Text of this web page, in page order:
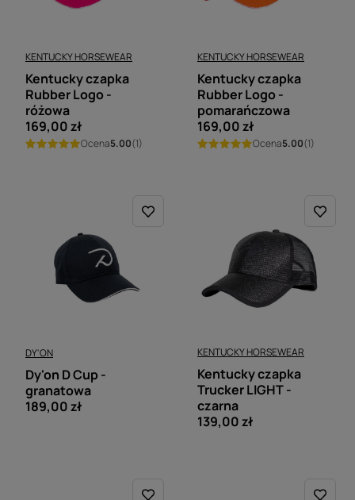
KENTUCKY HORSEWEAR
Kentucky czapka
Rubber Logo -
różowa
169,00 zł
Ocena5.00(1)
KENTUCKY HORSEWEAR
Kentucky czapka
Rubber Logo -
pomarańczowa
169,00 zł
Ocena5.00(1)
DY'ON
Dy'on D Cup -
granatowa
189,00 zł
KENTUCKY HORSEWEAR
Kentucky czapka
Trucker LIGHT -
czarna
139,00 zł